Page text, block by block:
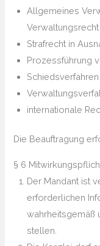
Allgemeines
Verwaltungsrecht
Strafrecht in
Prozessführung
Schiedsverfahren
internationale
Die Beauftragung
§ 6
Der Mandant ist
erforderlichen
wahrheitsgemäß
stellen.